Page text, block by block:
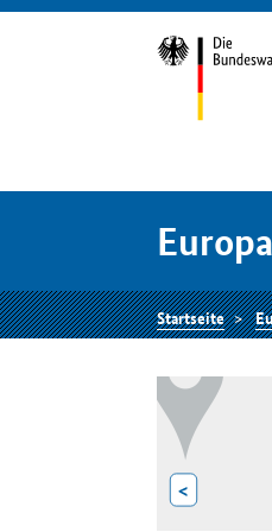
Startseite
<